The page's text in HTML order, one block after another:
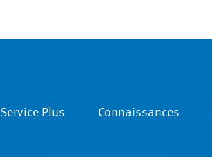
Service Plus Connaissances